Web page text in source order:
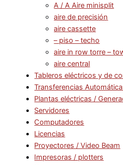
A / A Aire minisplit
aire de precisión
aire cassette
– piso – techo
aire in row torre –
aire central
Tableros eléctricos y de
Transferencias
Plantas eléctricas /
Servidores
Computadores
Licencias
Proyectores / Video Beam
Impresoras / plotters